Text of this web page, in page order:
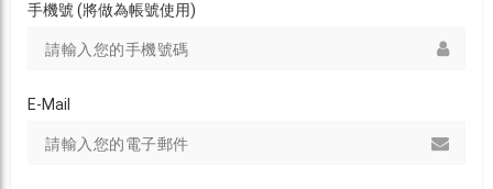
手機號 (將做為帳號使用)
E-Mail